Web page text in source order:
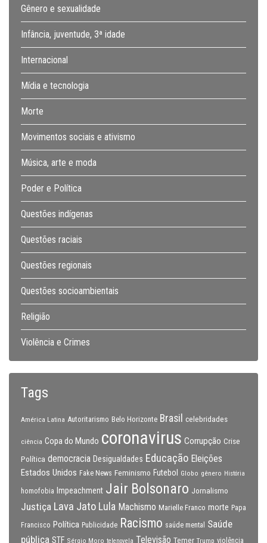
Gênero e sexualidade
Infância, juventude, 3ª idade
Internacional
Mídia e tecnologia
Morte
Movimentos sociais e ativismo
Música, arte e moda
Poder e Política
Questões indígenas
Questões raciais
Questões regionais
Questões socioambientais
Religião
Violência e Crimes
Tags
América Latina Autoritarismo Belo Horizonte Brasil celebridades
ciência Copa do Mundo coronavirus Corrupção Crise
Política democracia Desigualdades Educação Eleições
Estados Unidos Fake News Feminismo Futebol Globo gênero História
homofobia Impeachment Jair Bolsonaro Jornalismo
Justiça Lava Jato Lula Machismo Marielle Franco morte Papa
Francisco Política Publicidade Racismo saúde mental
Saúde
pública STF Sérgio Moro telenovela Televisão Temer Trump violência